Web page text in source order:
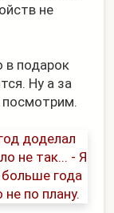
не
в подарок
Ну а за